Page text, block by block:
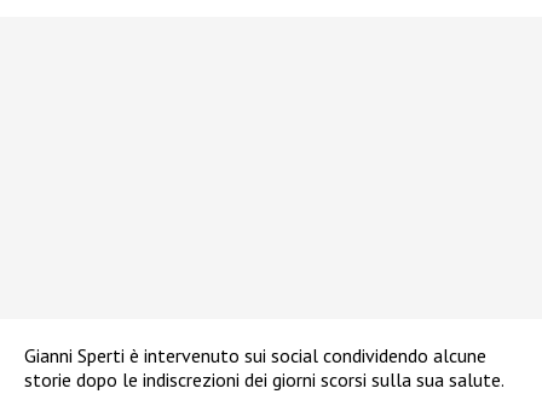
Gianni Sperti è intervenuto sui social condividendo alcune
storie dopo le indiscrezioni dei giorni scorsi sulla sua salute.